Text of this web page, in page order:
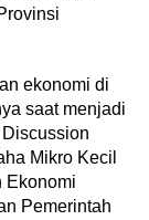
ekonomi di
saat menjadi
Mikro Kecil
Ekonomi
Pemerintah